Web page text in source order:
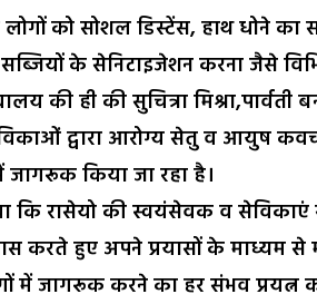
को सोशल डिस्टेंस, हाथ धोने का
के सेनिटाइजेशन करना जैसे
की ही की सुचित्रा मिश्रा,पार्वती
द्वारा आरोग्य सेतु व आयुष
किया जा रहा है।
कि रासेयो की स्वयंसेवक व
करते हुए अपने प्रयासों के माध्यम से
में जागरूक करने का हर संभव प्रयत्न